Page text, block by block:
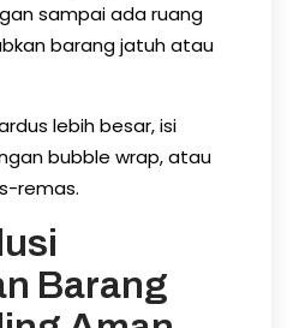
sampai ada ruang
barang jatuh atau
lebih besar, isi
bubble wrap, atau
remas.
Barang